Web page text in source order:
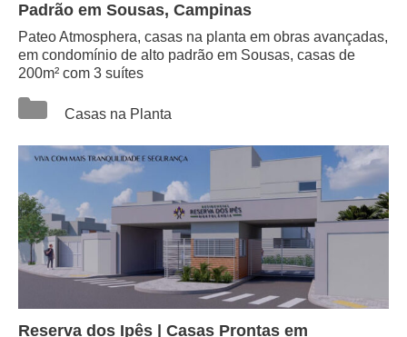
Padrão em Sousas, Campinas
Pateo Atmosphera, casas na planta em obras avançadas,
em condomínio de alto padrão em Sousas, casas de
200m² com 3 suítes
Casas na Planta
Reserva dos Ipês | Casas Prontas em